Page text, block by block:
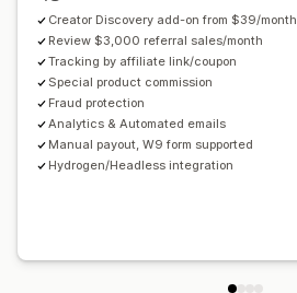
사용자 지정 브랜딩
결제
세금 양식
은행 송금 자동 결제
예약된 지급
Creator Discovery add-on from $39/month
Review $3,000 referral sales/month
Tracking by affiliate link/coupon
Special product commission
Fraud protection
Analytics & Automated emails
Manual payout, W9 form supported
Hydrogen/Headless integration